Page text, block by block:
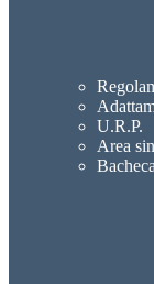
U.R.P.
Area